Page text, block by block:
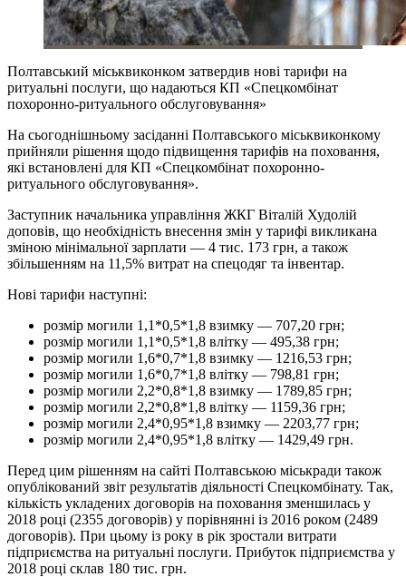
Полтавський міськвиконком затвердив нові тарифи на
ритуальні послуги, що надаються КП «Спецкомбінат
похоронно-ритуального обслуговування»
На сьогоднішньому засіданні Полтавського міськвиконкому
прийняли рішення щодо підвищення тарифів на поховання,
які встановлені для КП «Спецкомбінат похоронно-
ритуального обслуговування».
Заступник начальника управління ЖКГ Віталій Худолій
доповів, що необхідність внесення змін у тарифі викликана
зміною мінімальної зарплати — 4 тис. 173 грн, а також
збільшенням на 11,5% витрат на спецодяг та інвентар.
Нові тарифи наступні:
розмір могили 1,1*0,5*1,8 взимку — 707,20 грн;
розмір могили 1,1*0,5*1,8 влітку — 495,38 грн;
розмір могили 1,6*0,7*1,8 взимку — 1216,53 грн;
розмір могили 1,6*0,7*1,8 влітку — 798,81 грн;
розмір могили 2,2*0,8*1,8 взимку — 1789,85 грн;
розмір могили 2,2*0,8*1,8 влітку — 1159,36 грн;
розмір могили 2,4*0,95*1,8 взимку — 2203,77 грн;
розмір могили 2,4*0,95*1,8 влітку — 1429,49 грн.
Перед цим рішенням на сайті Полтавською міськради також
опублікований звіт результатів діяльності Спецкомбінату. Так,
кількість укладених договорів на поховання зменшилась у
2018 році (2355 договорів) у порівнянні із 2016 роком (2489
договорів). При цьому із року в рік зростали витрати
підприємства на ритуальні послуги. Прибуток підприємства у
2018 році склав 180 тис. грн.